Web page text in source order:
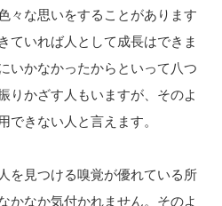
々な思いをすることがあります
ていれば人として成長はできま
いかなかったからといって八つ
りかざす人もいますが、そのよ
できない人と言えます。
を見つける嗅覚が優れている所
かなか気付かれません。そのよ